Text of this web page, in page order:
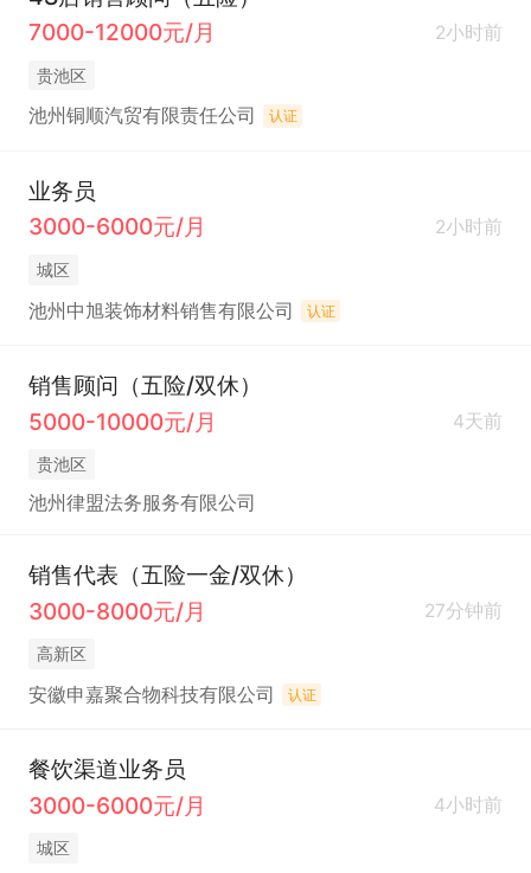
7000-12000元/月
2小时前
贵池区
池州铜顺汽贸有限责任公司 认证
业务员
3000-6000元/月
2小时前
城区
池州中旭装饰材料销售有限公司 认证
销售顾问（五险/双休）
5000-10000元/月
4天前
贵池区
池州律盟法务服务有限公司
销售代表（五险一金/双休）
3000-8000元/月
27分钟前
高新区
安徽申嘉聚合物科技有限公司 认证
餐饮渠道业务员
3000-6000元/月
4小时前
城区